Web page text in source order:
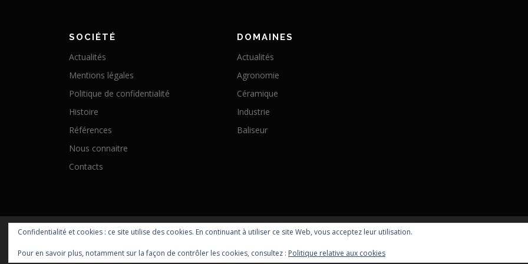
SOCIÉTÉ
Actualités
Mentions légales
Politique de confidentialité
Histoire
Références
Nous connaitre
Contacts
DOMAINES
Actualités
Agronomie
Céramique
Industrie
Baliseur
Confidentialité et cookies : ce site utilise des cookies. En continuant à utiliser ce site Web, vous acceptez leur utilisation.
Pour en savoir plus, notamment sur la façon de contrôler les cookies, consultez : Politique relative aux cookies